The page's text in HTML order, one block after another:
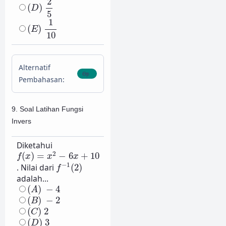
(D)
5
(E)
1
10
10
Alternatif
Pembahasan:
9. Soal Latihan Fungsi
Invers
Diketahui
f(x) = x2 − 6x + 10
f(x)=x2−6 10
. Nilai dari f −1(2)
f−1(2)
adalah...
(A) − 4
(A)−4
(B) − 2
(B)
(C) 2
(C) 2
(D) 3
(D) 3